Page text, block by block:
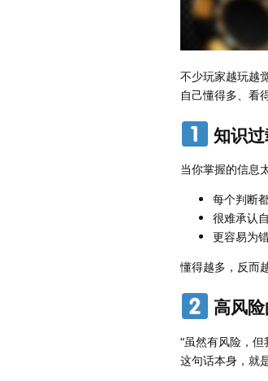
不少玩家越玩越
自己懂得多、看
知识
当你掌握的信息
每个判断
很难承认
更容易为
懂得越多，反而
高风
“虽然有风险，
这句话本身，就